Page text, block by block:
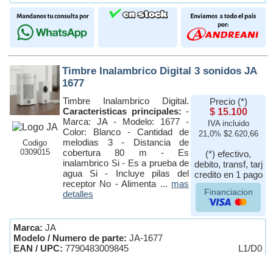
Codigo
0309015
Timbre Inalambrico Digital 3 sonidos JA
1677
Timbre Inalambrico Digital.
Caracteristicas principales: -
Marca: JA - Modelo: 1677 -
Color: Blanco - Cantidad de
melodias 3 - Distancia de
cobertura 80 m - Es
inalambrico Si - Es a prueba de
agua Si - Incluye pilas del
receptor No - Alimenta ... mas
detalles
Precio (*)
$ 15.100
IVA incluido
21,0% $2.620,66
(*) efectivo,
debito, transf, tarj
credito en 1 pago
Financiacion
Marca: JA
Modelo / Numero de parte: JA-1677
EAN / UPC: 7790483009845 L1/D0